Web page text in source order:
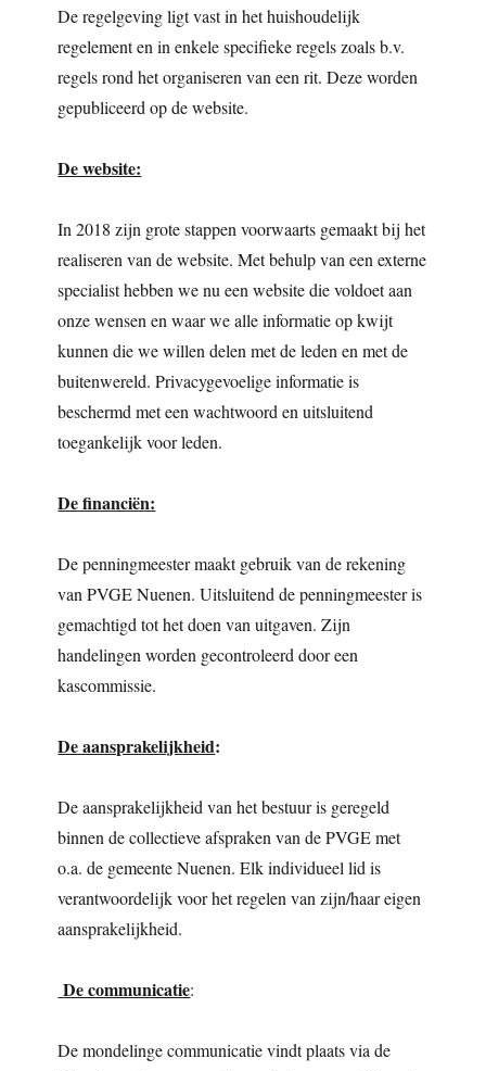
De regelgeving ligt vast in het huishoudelijk
regelement en in enkele specifieke regels zoals b.v.
regels rond het organiseren van een rit. Deze worden
gepubliceerd op de website.
De website:
In 2018 zijn grote stappen voorwaarts gemaakt bij het
realiseren van de website. Met behulp van een externe
specialist hebben we nu een website die voldoet aan
onze wensen en waar we alle informatie op kwijt
kunnen die we willen delen met de leden en met de
buitenwereld. Privacygevoelige informatie is
beschermd met een wachtwoord en uitsluitend
toegankelijk voor leden.
De financiën:
De penningmeester maakt gebruik van de rekening
van PVGE Nuenen. Uitsluitend de penningmeester is
gemachtigd tot het doen van uitgaven. Zijn
handelingen worden gecontroleerd door een
kascommissie.
De aansprakelijkheid:
De aansprakelijkheid van het bestuur is geregeld
binnen de collectieve afspraken van de PVGE met
o.a. de gemeente Nuenen. Elk individueel lid is
verantwoordelijk voor het regelen van zijn/haar eigen
aansprakelijkheid.
De communicatie:
De mondelinge communicatie vindt plaats via de